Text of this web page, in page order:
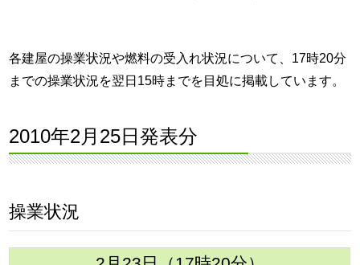
各建屋の操業状況や燃料の受入れ状況について、17時20分
までの操業状況を翌日15時までを目処に掲載しています。
2010年2月25日発表分
操業状況